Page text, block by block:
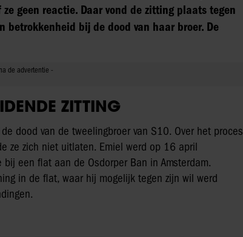
geen reactie. Daar vond de zitting plaats tegen
bij de dood van haar broer. De
ZITTING
dood van de tweelingbroer van S10. Over het proces
ze zich niet uitlaten. Emiel werd op 16 april
een flat aan de Osdorper Ban in Amsterdam.
in de flat, waar hij mogelijk tegen zijn wil werd